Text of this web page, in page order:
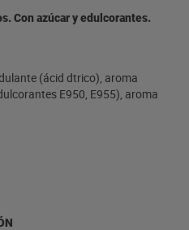
Con azúcar y edulcorantes.
(ácid dtrico), aroma
E950, E955), aroma